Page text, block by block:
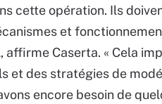
cette opération. Ils
et
affirme Caserta. « Cela
et des stratégies de
encore besoin de